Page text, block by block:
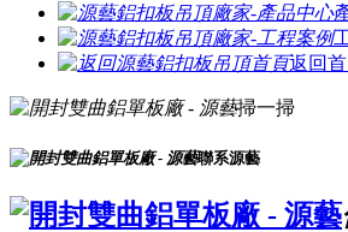
返回
掃一掃
聯系源藝